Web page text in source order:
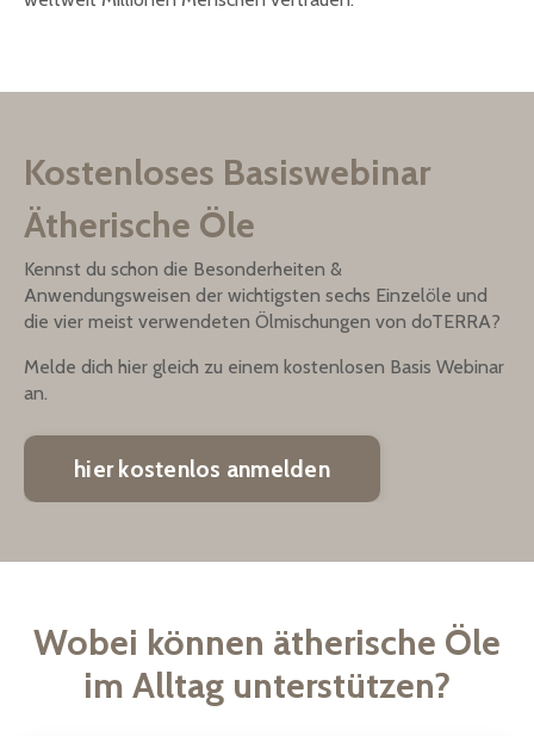
Kostenloses Basiswebinar
Ätherische Öle
Kennst du schon die Besonderheiten &
Anwendungsweisen der wichtigsten sechs Einzelöle und
die vier meist verwendeten Ölmischungen von doTERRA?
Melde dich hier gleich zu einem kostenlosen Basis Webinar
an.
hier kostenlos anmelden
Wobei können ätherische Öle
im Alltag unterstützen?